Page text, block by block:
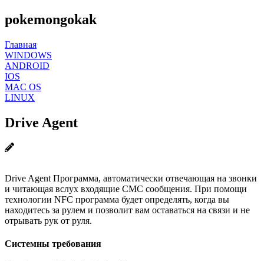
pokemongokak
Главная
WINDOWS
ANDROID
IOS
MAC OS
LINUX
Drive Agent
Drive Agent Программа, автоматически отвечающая на звонки
и читающая вслух входящие СМС сообщения. При помощи
технологии NFC программа будет определять, когда вы
находитесь за рулем и позволит вам оставаться на связи и не
отрывать рук от руля.
Системны требования